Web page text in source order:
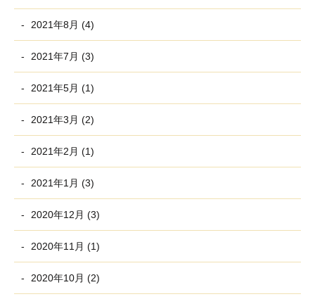
2021年8月 (4)
2021年7月 (3)
2021年5月 (1)
2021年3月 (2)
2021年2月 (1)
2021年1月 (3)
2020年12月 (3)
2020年11月 (1)
2020年10月 (2)